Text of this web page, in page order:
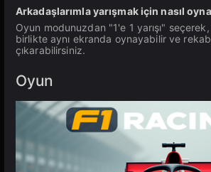
Arkadaşlarımla yarışmak için nasıl
Oyun modunuzdan "1'e 1 yarışı" seçerek,
birlikte aynı ekranda oynayabilir ve
çıkarabilirsiniz.
Oyun